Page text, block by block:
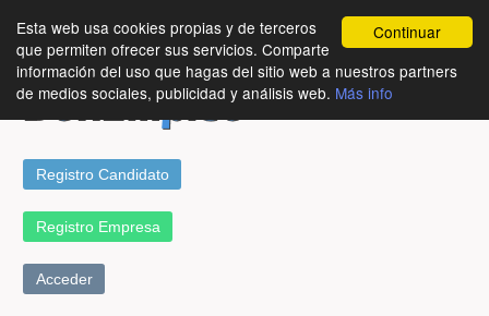
Continuar
Esta web usa cookies propias y de terceros
que permiten ofrecer sus servicios. Comparte
información del uso que hagas del sitio web a nuestros partners
de medios sociales, publicidad y análisis web. Más info
Registro Candidato
Registro Empresa
Acceder